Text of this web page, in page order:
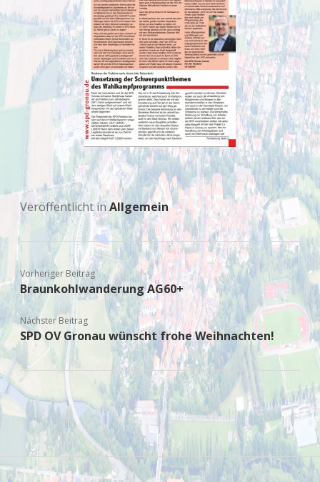
Veröffentlicht inAllgemein
Vorheriger Beitrag
Braunkohlwanderung AG60+
Nächster Beitrag
SPD OV Gronau wünscht frohe Weihnachten!